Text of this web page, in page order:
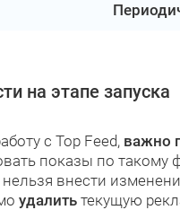
на этапе запуска
с Top Feed, важно
показы по такому
внести
удалить текущую